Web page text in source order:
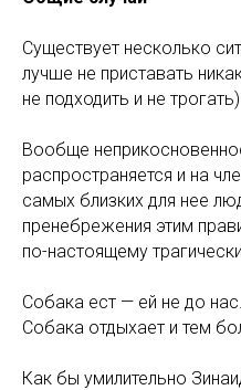
Существует несколько
лучше не приставать
не подходить и не
Вообще
распространяется и на
самых близких для нее
пренебрежения этим
по-настоящему
Собака ест — ей не до нас.
Собака отдыхает и тем
Как бы умилительно